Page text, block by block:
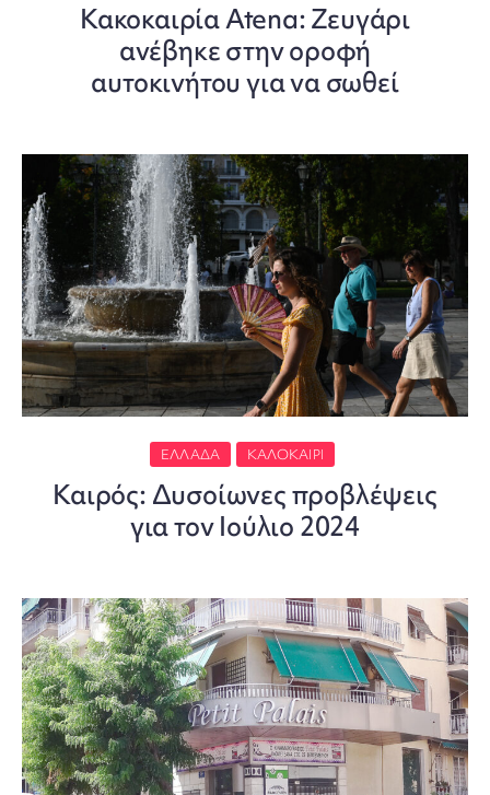
Κακοκαιρία Atena: Ζευγάρι
ανέβηκε στην οροφή
αυτοκινήτου για να σωθεί
ΕΛΛΆΔΑ ΚΑΛΟΚΑΊΡΙ
Καιρός: Δυσοίωνες προβλέψεις
για τον Ιούλιο 2024